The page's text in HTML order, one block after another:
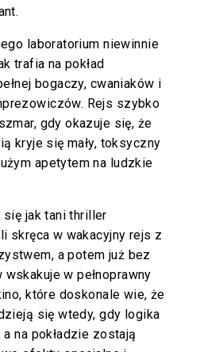
laboratorium niewinnie
trafia na pokład
bogaczy, cwaniaków i
Rejs szybko
gdy okazuje się, że
kryje się mały, toksyczny
apetytem na ludzkie
się jak tani thriller
skręca w wakacyjny rejs z
a potem już bez
w pełnoprawny
które doskonale wie, że
się wtedy, gdy logika
na pokładzie zostają